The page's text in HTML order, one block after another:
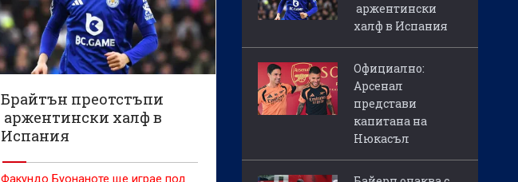
Брайтън преотстъпи
аржентински халф в
Испания
Факундо Буонаноте ще играе под
аржентински
халф в Испания
Официално:
Арсенал
представи
капитана на
Нюкасъл